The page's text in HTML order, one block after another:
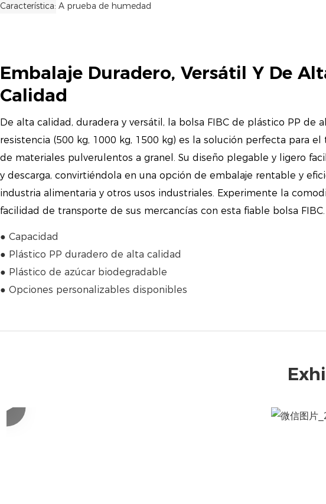
Característica A prueba de humedad
Embalaje Duradero, Versátil Y De
Calidad
De alta calidad, duradera y versátil, la bolsa FIBC de plástico PP de
resistencia (500 kg, 1000 kg, 1500 kg) es la solución perfecta para el
de materiales pulverulentos a granel. Su diseño plegable y ligero
y descarga, convirtiéndola en una opción de embalaje rentable y
industria alimentaria y otros usos industriales. Experimente la
facilidad de transporte de sus mercancías con esta fiable bolsa FIBC.
● Capacidad
● Plástico PP duradero de alta calidad
● Plástico de azúcar biodegradable
● Opciones personalizables disponibles